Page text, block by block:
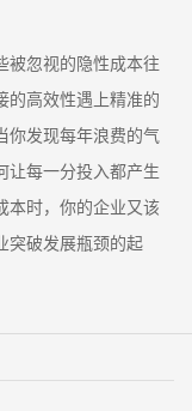
被忽视的隐性成本往
的高效性遇上精准的
你发现每年浪费的气
让每一分投入都产生
本时，你的企业又该
突破发展瓶颈的起